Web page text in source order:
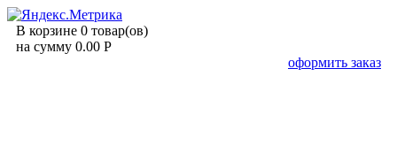
В корзине 0 товар(ов)
на сумму 0.00 Р
оформить заказ